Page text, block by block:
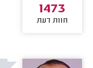
1473
חוות דעת